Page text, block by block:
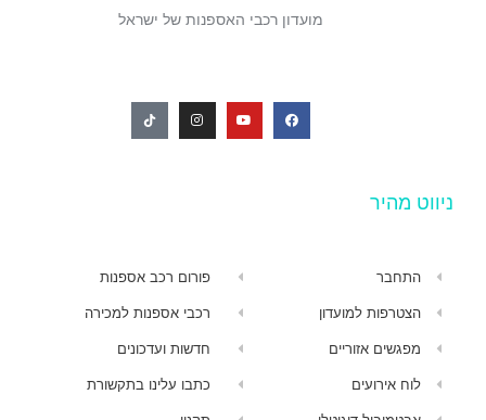
מועדון רכבי האספנות של ישראל
ניווט מהיר
התחבר
הצטרפות למועדון
מפגשים אזוריים
לוח אירועים
פורום רכב אספנות
רכבי אספנות למכירה
חדשות ועדכונים
כתבו עלינו בתקשורת